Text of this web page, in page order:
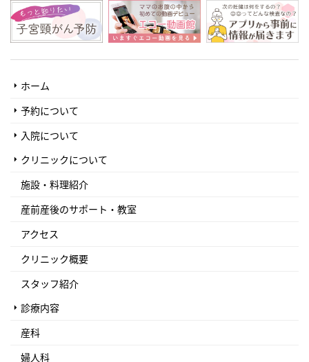
ホーム
予約について
入院について
クリニックについて
施設・料理紹介
産前産後のサポート・教室
アクセス
クリニック概要
スタッフ紹介
診療内容
産科
婦人科